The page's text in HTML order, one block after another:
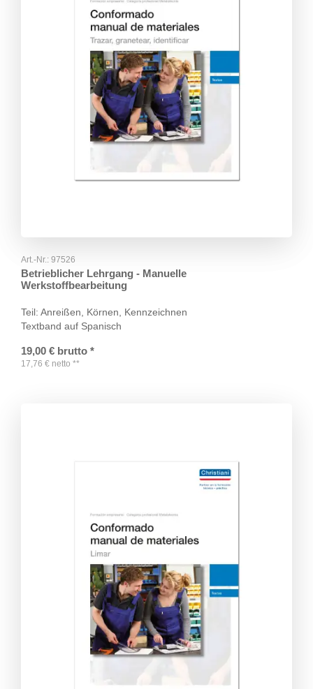
Art.-Nr.: 97526
Betrieblicher Lehrgang - Manuelle
Werkstoffbearbeitung
Teil: Anreißen, Körnen, Kennzeichnen
Textband auf Spanisch
19,00 € brutto *
17,76 € netto **